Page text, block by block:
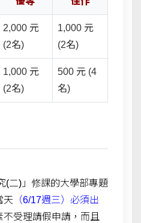
2,000 元
(2名)
1,000 元
(2名)
1,000 元
(2名)
500 元 (4
名)
(二)」修課的大學部專題
天 （6/17週三）必須出
不受理請假申請，而且